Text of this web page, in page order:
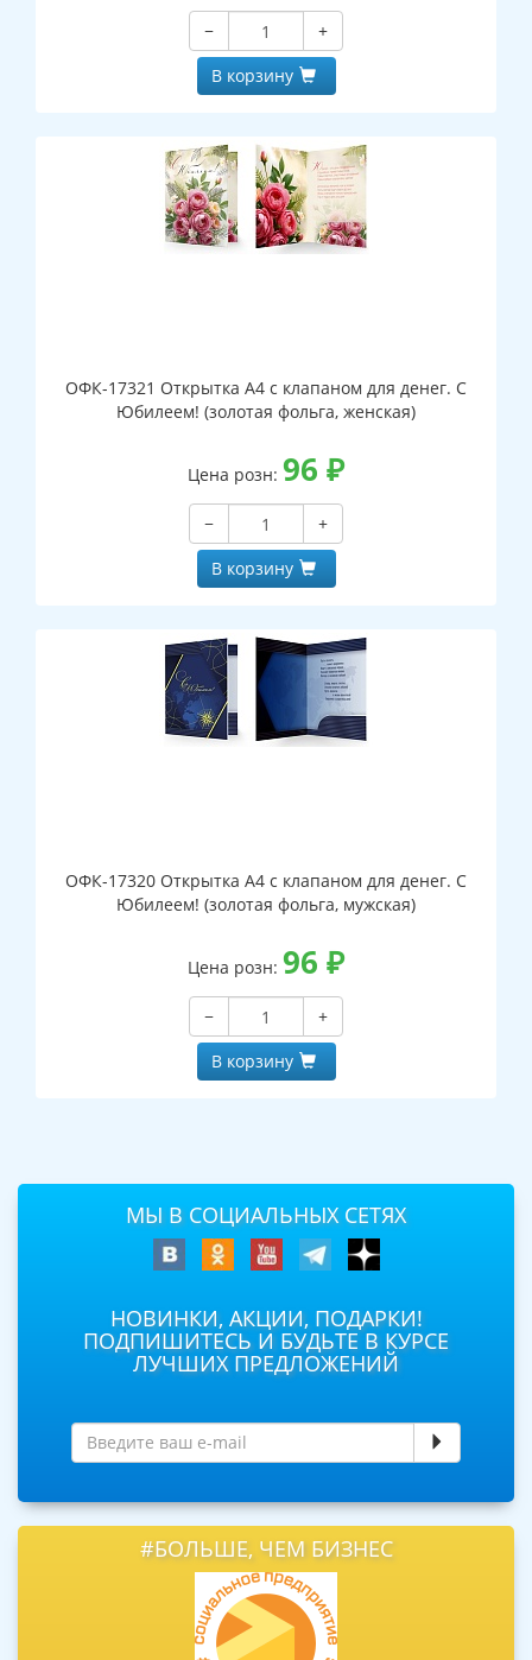
−
+
В корзину
ОФК-17321 Открытка А4 с клапаном для денег. С
Юбилеем! (золотая фольга, женская)
Цена розн: 96 ₽
−
+
В корзину
ОФК-17320 Открытка А4 с клапаном для денег. С
Юбилеем! (золотая фольга, мужская)
Цена розн: 96 ₽
−
+
В корзину
МЫ В СОЦИАЛЬНЫХ СЕТЯХ
НОВИНКИ, АКЦИИ, ПОДАРКИ!
ПОДПИШИТЕСЬ И БУДЬТЕ В КУРСЕ
ЛУЧШИХ ПРЕДЛОЖЕНИЙ
#БОЛЬШЕ, ЧЕМ БИЗНЕС